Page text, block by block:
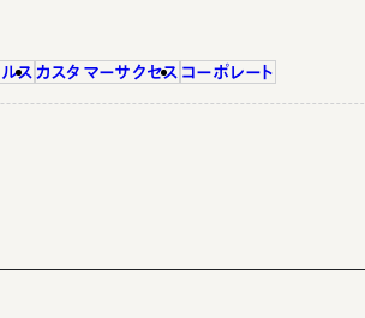
ス カスタマーサクセス コーポレート